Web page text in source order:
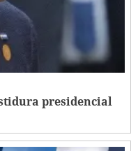
presidencial